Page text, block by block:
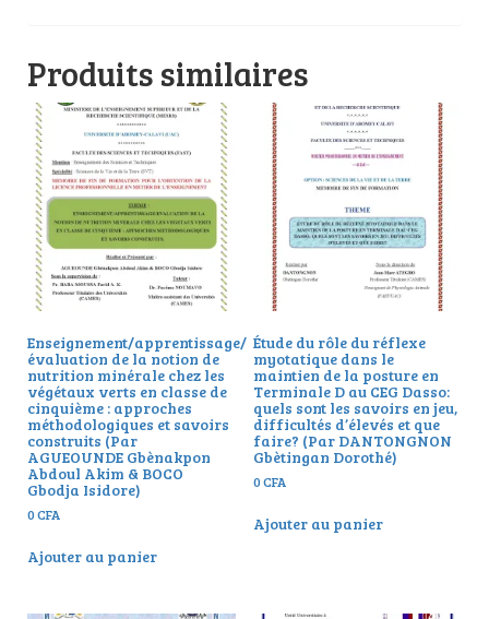
Produits similaires
Enseignement/apprentissage/
évaluation de la notion de
nutrition minérale chez les
végétaux verts en classe de
cinquième : approches
méthodologiques et savoirs
construits (Par
AGUEOUNDE Gbènakpon
Abdoul Akim & BOCO
Gbodja Isidore)
0CFA
Ajouter au panier
Étude du rôle du réflexe
myotatique dans le
maintien de la posture en
Terminale D au CEG Dasso:
quels sont les savoirs en jeu,
difficultés d’élevés et que
faire? (Par DANTONGNON
Gbètingan Dorothé)
0CFA
Ajouter au panier